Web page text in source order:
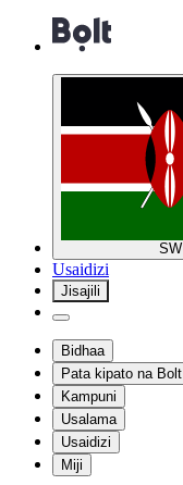
SW
Usaidizi
Jisajili
Bidhaa
Pata kipato na Bolt
Kampuni
Usalama
Usaidizi
Miji